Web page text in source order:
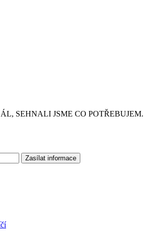
SEHNALI JSME CO POTŘEBUJEM.